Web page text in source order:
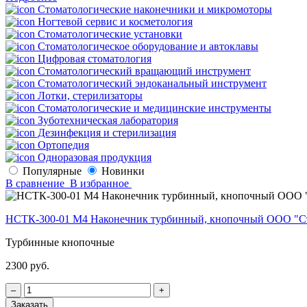
Стоматологические наконечники и микромоторы
Ногтевой сервис и косметология
Стоматологические установки
Стоматологическое оборудование и автоклавы
Цифровая стоматология
Стоматологический вращающий инструмент
Стоматологический эндоканальный инструмент
Лотки, стерилизаторы
Стоматологические и медицинские инструменты
Зуботехническая лаборатория
Дезинфекция и стерилизация
Ортопедия
Одноразовая продукция
Популярные
Новинки
В сравнение В избранное
НСТК-300-01 М4 Наконечник турбинный, кнопочный ООО
Турбинные кнопочные
2300 руб.
‒
+
Заказать